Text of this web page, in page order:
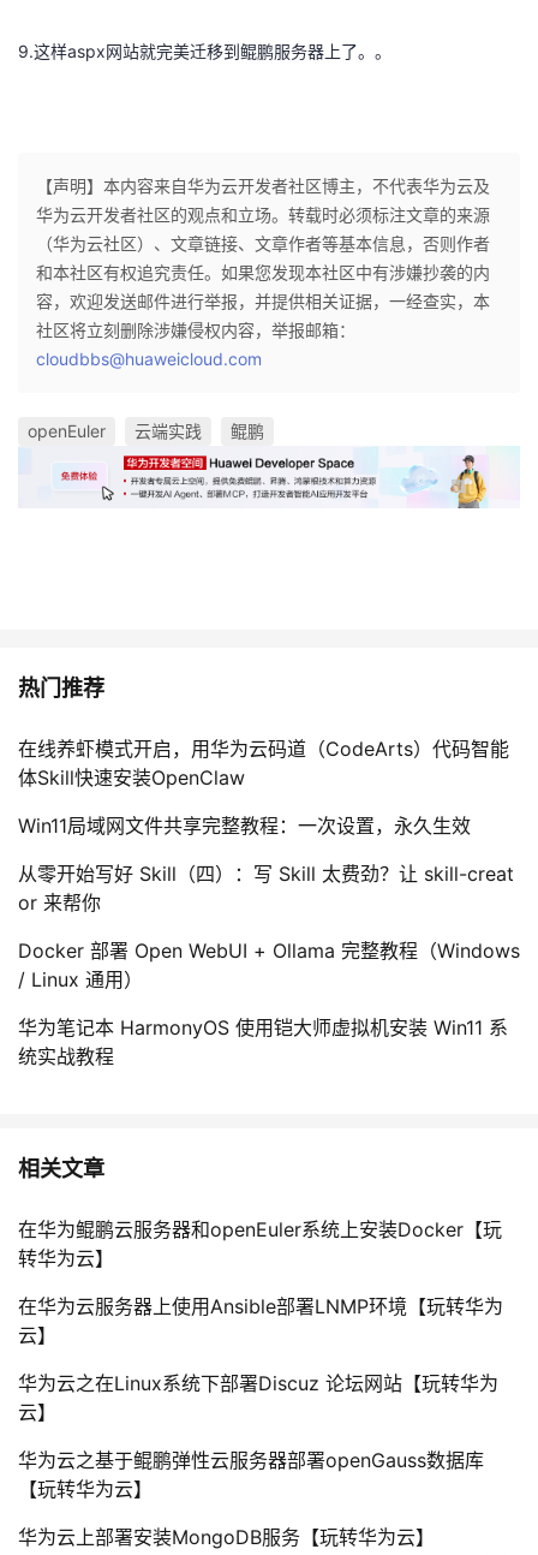
9.这样aspx网站就完美迁移到鲲鹏服务器上了。。
【声明】本内容来自华为云开发者社区博主，不代表华为云及
华为云开发者社区的观点和立场。转载时必须标注文章的来源
（华为云社区）、文章链接、文章作者等基本信息，否则作者
和本社区有权追究责任。如果您发现本社区中有涉嫌抄袭的内
容，欢迎发送邮件进行举报，并提供相关证据，一经查实，本
社区将立刻删除涉嫌侵权内容，举报邮箱：
cloudbbs@huaweicloud.com
openEuler 云端实践 鲲鹏
热门推荐
在线养虾模式开启，用华为云码道（CodeArts）代码智能
体Skill快速安装OpenClaw
Win11局域网文件共享完整教程：一次设置，永久生效
从零开始写好 Skill（四）：写 Skill 太费劲？让 skill-creat
or 来帮你
Docker 部署 Open WebUI + Ollama 完整教程（Windows
/ Linux 通用）
华为笔记本 HarmonyOS 使用铠大师虚拟机安装 Win11 系
统实战教程
相关文章
在华为鲲鹏云服务器和openEuler系统上安装Docker【玩
转华为云】
在华为云服务器上使用Ansible部署LNMP环境【玩转华为
云】
华为云之在Linux系统下部署Discuz 论坛网站【玩转华为
云】
华为云之基于鲲鹏弹性云服务器部署openGauss数据库
【玩转华为云】
华为云上部署安装MongoDB服务【玩转华为云】